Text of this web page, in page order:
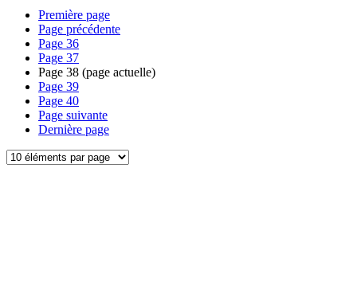
Première page
Page précédente
Page 36
Page 37
Page 38 (page actuelle)
Page 39
Page 40
Page suivante
Dernière page